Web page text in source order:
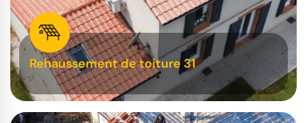
Rehaussement de toiture 31